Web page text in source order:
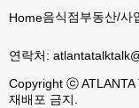
Home음식점부동산/사
연락처:
Copyright ⓒ ATLANTA
재배포 금지.